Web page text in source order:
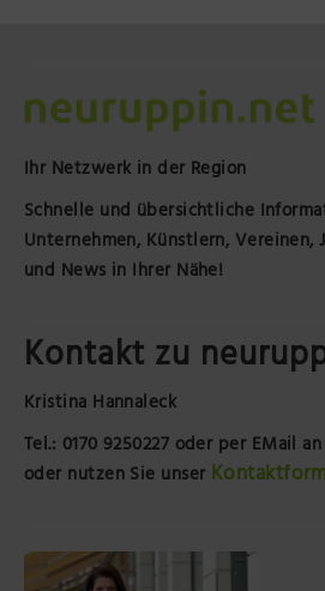
Ihr Netzwerk in der Region
Schnelle und übersichtliche
Unternehmen, Künstlern, Vereinen,
und News in Ihrer Nähe!
Kontakt zu
Kristina Hannaleck
Tel.: 0170 9250227 oder per EMail an
oder nutzen Sie unser